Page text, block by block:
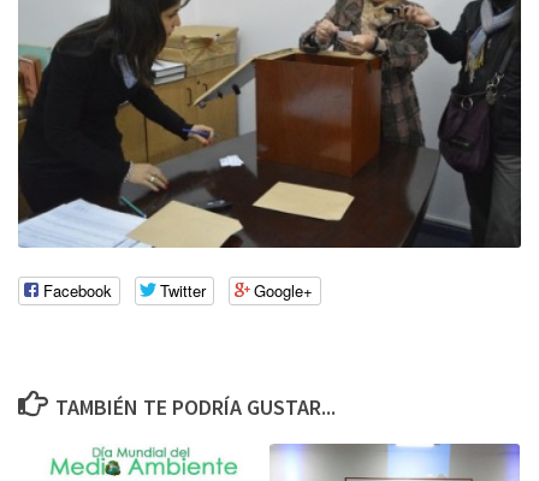
Facebook Twitter Google+
TAMBIÉN TE PODRÍA GUSTAR...